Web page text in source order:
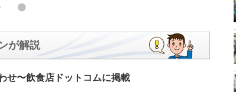
が解説
せ〜飲食店ドットコムに掲載